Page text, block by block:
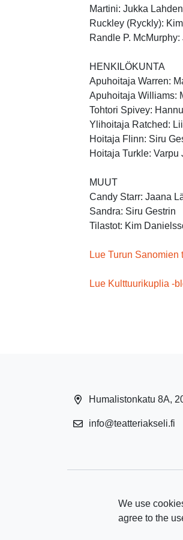
We use
agree to the
Martini: Jukka
Ruckley (Ryckly):
Randle P.
HENKILÖKUNTA
Apuhoitaja Warren:
Apuhoitaja Williams:
Tohtori Spivey:
Ylihoitaja Ratched:
Hoitaja Flinn: Siru
Hoitaja Turkle: Varpu
MUUT
Candy Starr: Jaana
Sandra: Siru Gestrin
Tilastot: Kim
Lue Turun Sanomien
Lue Kulttuurikuplia -
Humalistonkatu 8A,
info@teatteriakseli.fi